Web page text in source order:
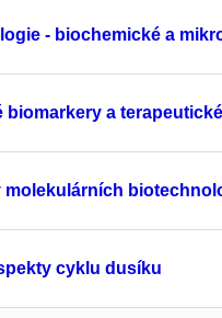
- biochemické a
biomarkery a
molekulárních
cyklu dusíku